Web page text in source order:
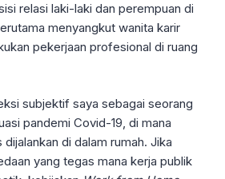
relasi laki-laki dan perempuan di
menyangkut wanita karir
pekerjaan profesional di ruang
subjektif saya sebagai seorang
pandemi Covid-19, di mana
di dalam rumah. Jika
yang tegas mana kerja publik